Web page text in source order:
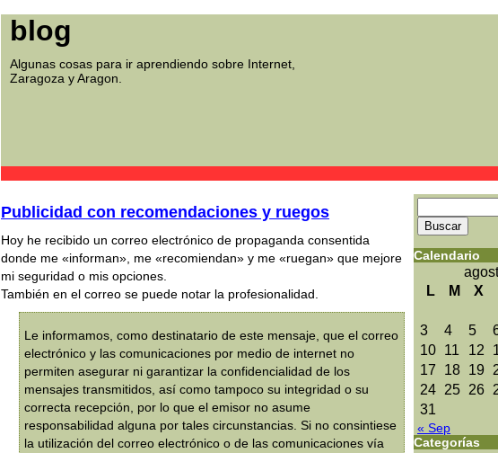
blog
Algunas cosas para ir aprendiendo sobre Internet,
Zaragoza y Aragon.
Publicidad con recomendaciones y ruegos
Hoy he recibido un correo electrónico de propaganda consentida
donde me «informan», me «recomiendan» y me «ruegan» que mejore
mi seguridad o mis opciones.
También en el correo se puede notar la profesionalidad.
Le informamos, como destinatario de este mensaje, que el correo
electrónico y las comunicaciones por medio de internet no
permiten asegurar ni garantizar la confidencialidad de los
mensajes transmitidos, así como tampoco su integridad o su
correcta recepción, por lo que el emisor no asume
responsabilidad alguna por tales circunstancias. Si no consintiese
la utilización del correo electrónico o de las comunicaciones vía
Calendario
L
M X
3
4 5
10 11 12
17
18 19
24 25 26
31
« Sep
Categorías